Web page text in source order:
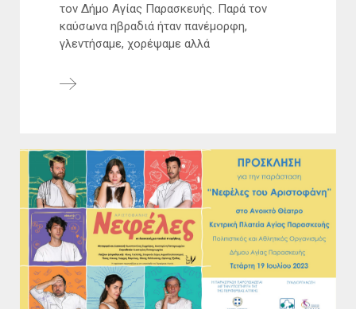
τον Δήμο Αγίας Παρασκευής. Παρά τον
καύσωνα ηβραδιά ήταν πανέμορφη,
γλεντήσαμε, χορέψαμε αλλά